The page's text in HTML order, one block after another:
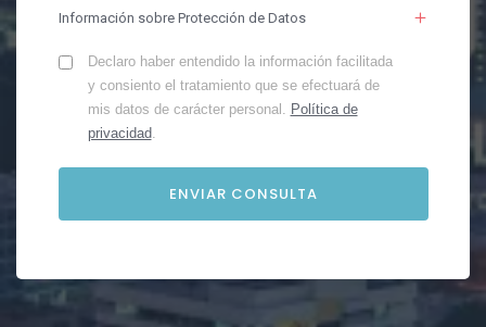
Información sobre Protección de Datos
Declaro haber entendido la información facilitada
y consiento el tratamiento que se efectuará de
mis datos de carácter personal. Política de
privacidad.